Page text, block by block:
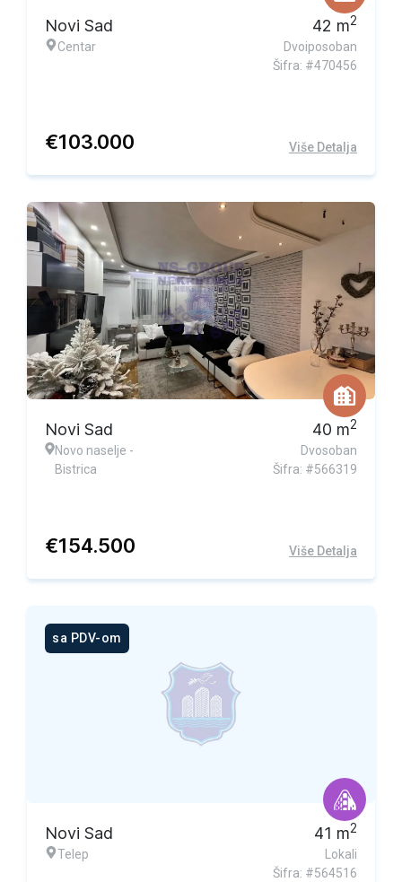
Novi Sad
Centar
42 m2
Dvoiposoban
Šifra: #470456
€103.000 Više Detalja
Novi Sad
Novo naselje -
Bistrica
40 m2
Dvosoban
Šifra: #566319
€154.500 Više Detalja
sa PDV-om
Novi Sad
Telep
41 m2
Lokali
Šifra: #564516